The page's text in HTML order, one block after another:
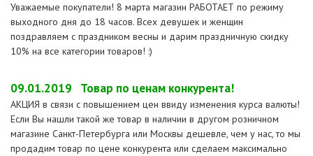
Уважаемые покупатели! 8 марта магазин РАБОТАЕТ по режиму
выходного дня до 18 часов. Всех девушек и женщин
поздравляем с праздником весны и дарим праздничную скидку
10% на все категории товаров! :)
09.01.2019 Товар по ценам конкурента!
АКЦИЯ в связи с повышением цен ввиду изменения курса валюты!
Если Вы нашли такой же товар в наличии в другом розничном
магазине Санкт-Петербурга или Москвы дешевле, чем у нас, то мы
продадим товар по цене конкурента или сделаем максимально